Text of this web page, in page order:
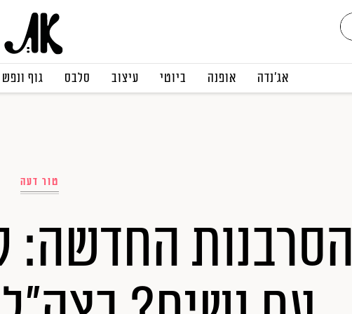
אג׳נדה אופנה ביוטי עיצוב סלבס גוף ונפש
טור דעה
הסרבנות החדשה: